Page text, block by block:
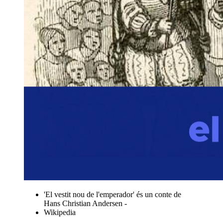
'El vestit nou de l'emperador' és un conte de
Hans Christian Andersen -
Wikipedia